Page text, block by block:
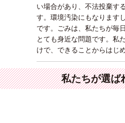
い場合があり、不法投棄す
す。環境汚染にもなります
です。ごみは、私たちが毎
とても身近な問題です。私
けで、できることからはじ
私たちが選ば